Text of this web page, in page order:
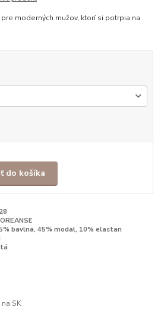
moderných mužov, ktorí si potrpia na
do košíka
bavlna, 45% modal, 10% elastan
SK